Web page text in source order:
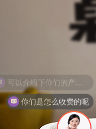
你们是怎么收费的呢